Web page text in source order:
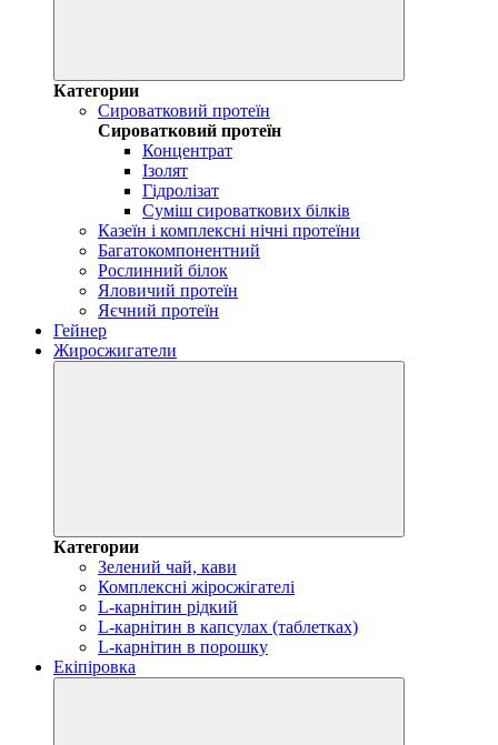
Категории
Сироватковий протеїн
Сироватковий протеїн
Концентрат
Ізолят
Гідролізат
Суміш сироваткових білків
Казеїн і комплексні нічні протеїни
Багатокомпонентний
Рослинний білок
Яловичий протеїн
Яєчний протеїн
Гейнер
Жиросжигатели
Категории
Зелений чай, кави
Комплексні жіросжігателі
L-карнітин рідкий
L-карнітин в капсулах (таблетках)
L-карнітин в порошку
Екіпіровка